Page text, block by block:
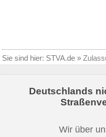
Sie sind hier: STVA.de »
Deutschlands
Wir über